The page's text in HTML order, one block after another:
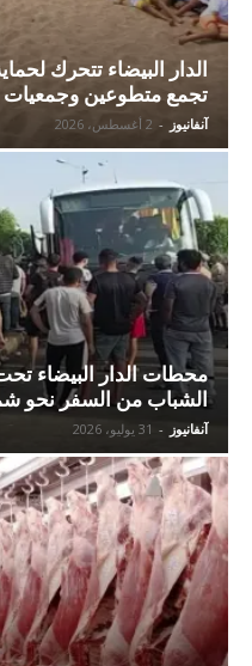
الدار البيضاء تتحرك
تجمع متطوعين وجمعيات
آنفانيوز - 2 أغسطس، 2026
محطات الدار البيضاء
الشباب من السفر نحو
آنفانيوز - 31 يوليو، 2026